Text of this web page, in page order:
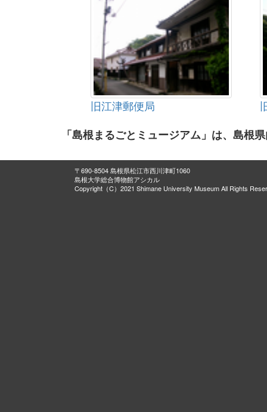
旧江津郵便局
「島根まるごとミュージアム」は、島根
〒690-8504 島根県松江市西川津町1060
島根大学総合博物館アシカル
Copyright（C）2021 Shimane University Museum All Rights